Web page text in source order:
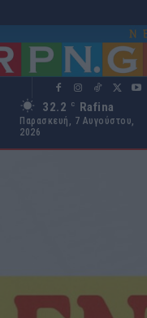
32.2 C Rafina
Παρασκευή, 7 Αυγούστου,
2026